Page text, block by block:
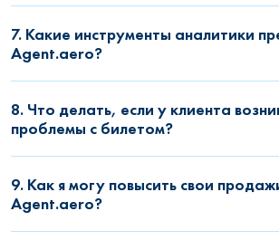
7. Какие инструменты аналитики
Agent.aero?
8. Что делать, если у клиента
проблемы с билетом?
9. Как я могу повысить свои
Agent.aero?